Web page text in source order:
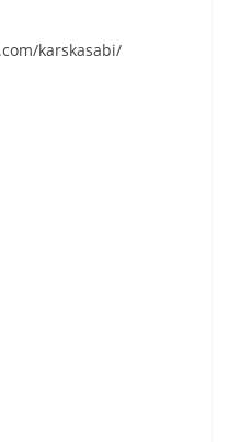
karskasabi/